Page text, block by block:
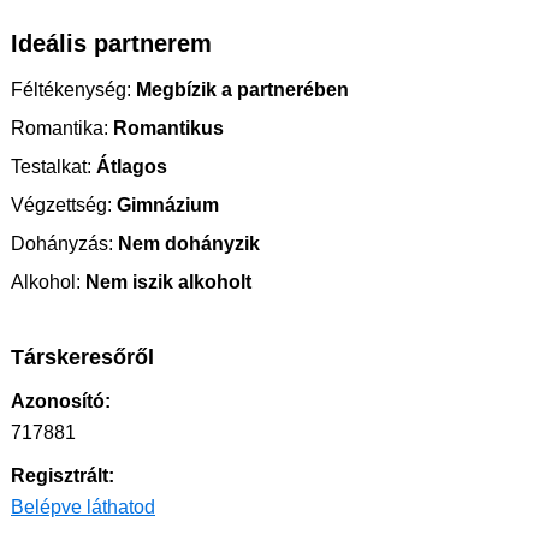
Ideális partnerem
Féltékenység: Megbízik a partnerében
Romantika: Romantikus
Testalkat: Átlagos
Végzettség: Gimnázium
Dohányzás: Nem dohányzik
Alkohol: Nem iszik alkoholt
Társkeresőről
Azonosító:
717881
Regisztrált:
Belépve láthatod